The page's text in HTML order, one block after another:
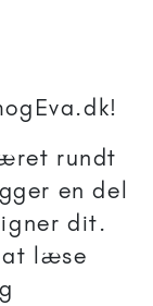
rundt
en del
dit.
at læse